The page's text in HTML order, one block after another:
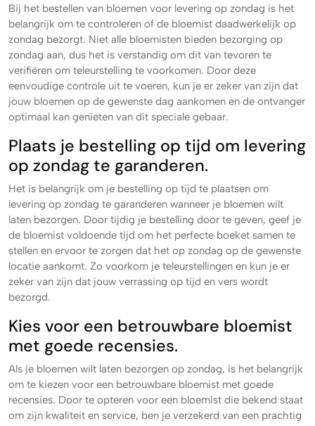
Bij het bestellen van bloemen voor levering op zondag is het
belangrijk om te controleren of de bloemist daadwerkelijk op
zondag bezorgt. Niet alle bloemisten bieden bezorging op
zondag aan, dus het is verstandig om dit van tevoren te
verifiëren om teleurstelling te voorkomen. Door deze
eenvoudige controle uit te voeren, kun je er zeker van zijn dat
jouw bloemen op de gewenste dag aankomen en de ontvanger
optimaal kan genieten van dit speciale gebaar.
Plaats je bestelling op tijd om levering
op zondag te garanderen.
Het is belangrijk om je bestelling op tijd te plaatsen om
levering op zondag te garanderen wanneer je bloemen wilt
laten bezorgen. Door tijdig je bestelling door te geven, geef je
de bloemist voldoende tijd om het perfecte boeket samen te
stellen en ervoor te zorgen dat het op zondag op de gewenste
locatie aankomt. Zo voorkom je teleurstellingen en kun je er
zeker van zijn dat jouw verrassing op tijd en vers wordt
bezorgd.
Kies voor een betrouwbare bloemist
met goede recensies.
Als je bloemen wilt laten bezorgen op zondag, is het belangrijk
om te kiezen voor een betrouwbare bloemist met goede
recensies. Door te opteren voor een bloemist die bekend staat
om zijn kwaliteit en service, ben je verzekerd van een prachtig